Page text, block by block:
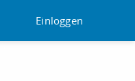
Einloggen